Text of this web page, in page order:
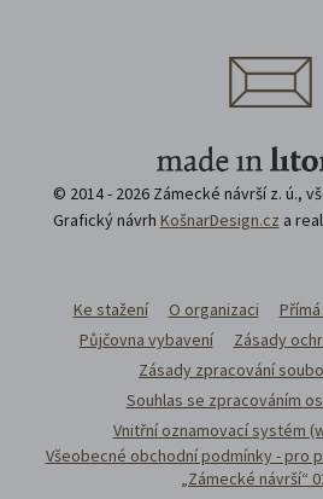
© 2014 - 2026 Zámecké návrší z. ú.,
Grafický návrh KošnarDesign.cz a
Ke stažení O organizaci
Půjčovna vybavení
Zásady
Zásady zpracování
Souhlas se zpracováním
Vnitřní oznamovací systém
Všeobecné obchodní podmínky - pro
„Zámecké návrší“